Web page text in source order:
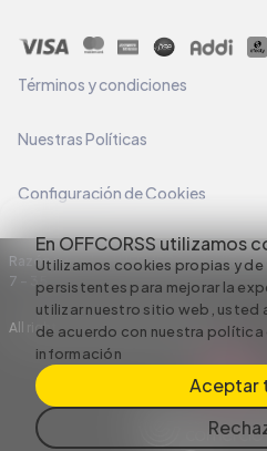
En OFFCORSS utilizamos
Utilizamos cookies propias y
persistentes para mejorar la
utilizar nuestro sitio web,
de acuerdo con nuestra política
información
Aceptar
Términos y condiciones
Nuestras Políticas
Configuración de Cookies
Razón Social: C.I HERMECO S.A. NIT:
7 – 35
All rights reserved empowered by